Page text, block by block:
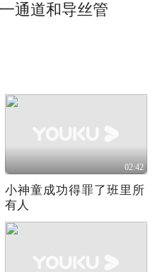
通道和导丝管
02:42
小神童成功得罪了班里所
有人